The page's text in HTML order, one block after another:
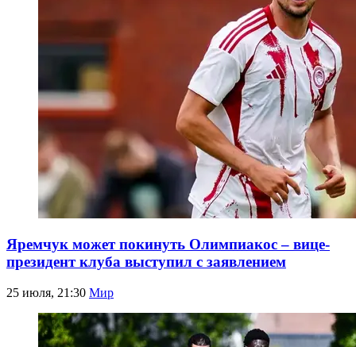
Яремчук может покинуть Олимпиакос – вице-
президент клуба выступил с заявлением
25 июля, 21:30 Мир